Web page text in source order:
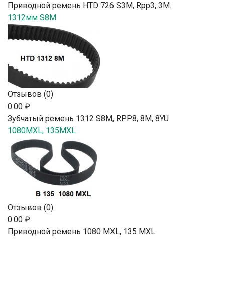
Приводной ремень HTD 726 S3M, Rpp3, 3М.
1312мм S8M
Отзывов (0)
0.00 ₽
Зубчатый ремень 1312 S8M, RPP8, 8М, 8YU
1080MXL, 135MXL
Отзывов (0)
0.00 ₽
Приводной ремень 1080 MXL, 135 MXL.